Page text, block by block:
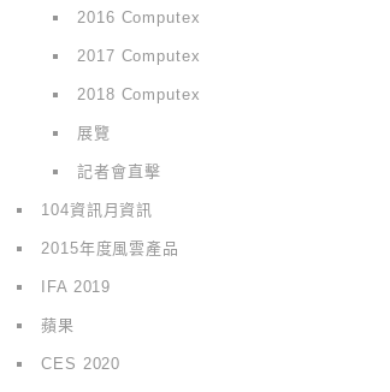
2016 Computex
2017 Computex
2018 Computex
展覽
記者會直擊
104資訊月資訊
2015年度風雲產品
IFA 2019
蘋果
CES 2020